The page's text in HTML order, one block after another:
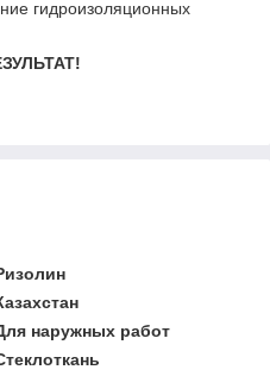
гидроизоляционных
наружных работ